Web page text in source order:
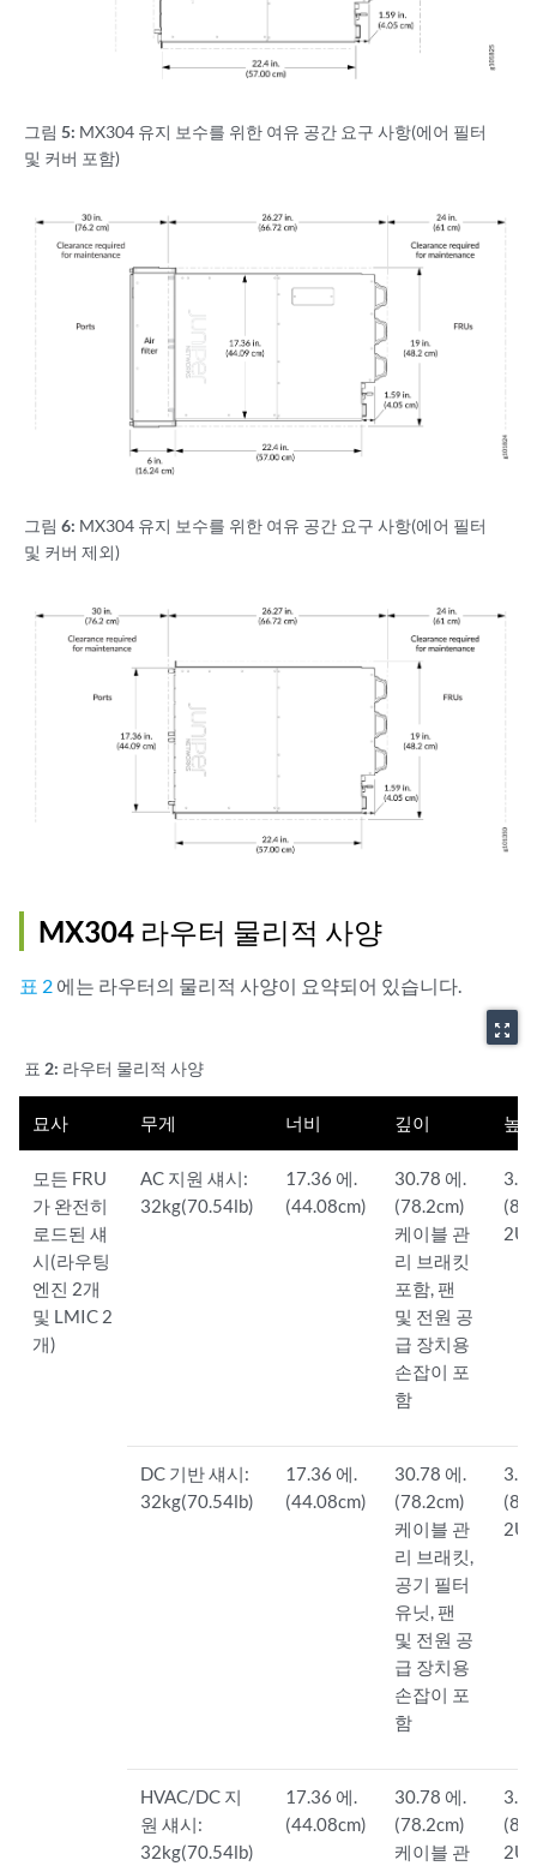
그림 5: MX304 유지 보수를 위한 여유 공간 요구 사항(에어 필터
및 커버 포함)
그림 6: MX304 유지 보수를 위한 여유 공간 요구 사항(에어 필터
및 커버 제외)
MX304 라우터 물리적 사양
표 2 에는 라우터의 물리적 사양이 요약되어 있습니다.
zoom_out_map
표 2: 라우터 물리적 사양
묘사 무게 너비 깊이 높
모든 FRU
가 완전히
로드된 섀
시(라우팅
엔진 2개
및 LMIC 2
개)
AC 지원 섀시:
32kg(70.54lb)
17.36 에.
(44.08cm)
30.78 에.
(78.2cm)
케이블 관
리 브래킷
포함, 팬
및 전원 공
급 장치용
손잡이 포
함
3.5
2U)
DC 기반 섀시:
32kg(70.54lb)
17.36 에.
(44.08cm)
30.78 에.
(78.2cm)
케이블 관
리 브래킷,
공기 필터
유닛, 팬
및 전원 공
급 장치용
손잡이 포
함
3.5
2U)
HVAC/DC 지
원 섀시:
32kg(70.54lb)
17.36 에.
(44.08cm)
30.78 에.
(78.2cm)
케이블 관
3.5
2U)